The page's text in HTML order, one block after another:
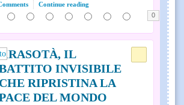
Continue reading
0
IL
INVISIBILE
CHE RIPRISTINA LA
DEL MONDO